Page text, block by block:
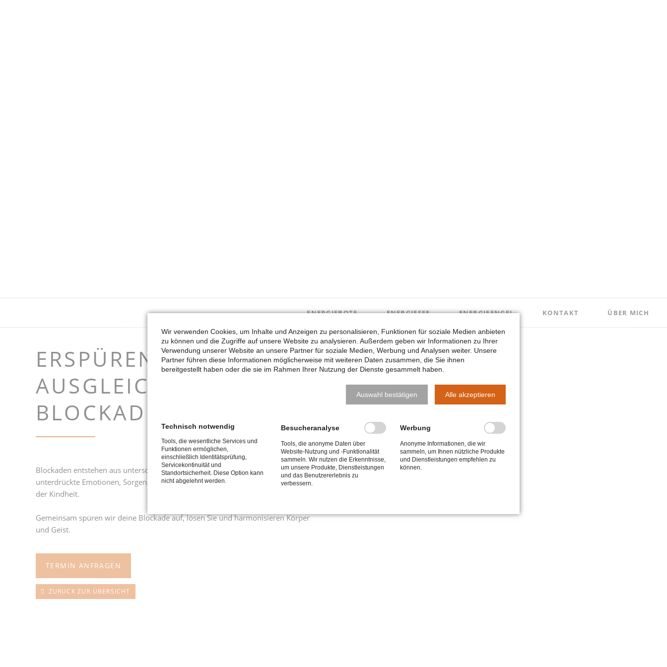
ENERGIEBOTE ENERGIEFEE ENERGIEENGEL KONTAKT ÜBER MICH
ERSPÜREN UND
AUSGLEICHEN VON
BLOCKADEN
Blockaden entstehen aus unterschiedlichsten Gründen. Verdrängte Trauer,
unterdrückte Emotionen, Sorgen, Ängste… und nicht alle haben Ihren Ursprung in
der Kindheit.
Gemeinsam spüren wir deine Blockade auf, lösen Sie und harmonisieren Körper
und Geist.
TERMIN ANFRAGEN
ZURÜCK ZUR ÜBERSICHT
Wir verwenden Cookies, um Inhalte und Anzeigen zu personalisieren, Funktionen für soziale Medien anbieten
zu können und die Zugriffe auf unsere Website zu analysieren. Außerdem geben wir Informationen zu Ihrer
Verwendung unserer Website an unsere Partner für soziale Medien, Werbung und Analysen weiter. Unsere
Partner führen diese Informationen möglicherweise mit weiteren Daten zusammen, die Sie ihnen
bereitgestellt haben oder die sie im Rahmen Ihrer Nutzung der Dienste gesammelt haben.
Auswahl bestätigen Alle akzeptieren
Technisch notwendig
Tools, die wesentliche Services und
Funktionen ermöglichen,
einschließlich Identitätsprüfung,
Servicekontinuität und
Standortsicherheit. Diese Option kann
nicht abgelehnt werden.
Besucheranalyse
Tools, die anonyme Daten über
Website-Nutzung und -Funktionalität
sammeln. Wir nutzen die Erkenntnisse,
um unsere Produkte, Dienstleistungen
und das Benutzererlebnis zu
verbessern.
Werbung
Anonyme Informationen, die wir
sammeln, um Ihnen nützliche Produkte
und Dienstleistungen empfehlen zu
können.